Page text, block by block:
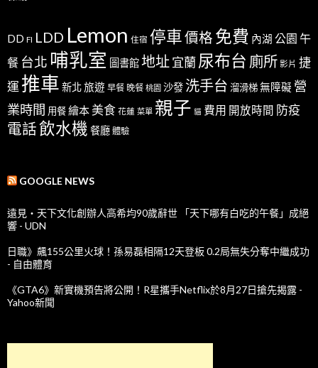
DD FI LDD Lemon 住宿 停車價格 免費 內湖 公園 午
餐 台北 哺乳室 圖書館地址宜蘭尿布台 廁所 影片 捷
運 推車 新北旅遊 早餐 晚餐 桃園 沙發 洗手台 溜滑梯無障礙 營
業時間 用餐繪本 美食 花蓮 菜單 親子 貓 費用 開放時間 防疫
電話飲水機 餐廳 體驗
GOOGLE NEWS
遠見‧天下文化創辦人高希均90歲辭世 「天下哪有白吃的午餐」成絕
響 - UDN
日職》飆155公里火球！孫易磊相隔12天登板 0.2局無失分奪中繼成功
- 自由體育
《GTA6》新實機預告將公開！R星攜手Netflix於8月27日搶先揭露 -
Yahoo新聞